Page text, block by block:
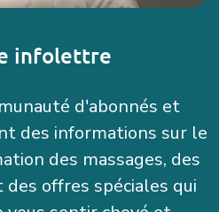
infolettre
d'abonnés et
des informations sur le
des massages, des
offres spéciales qui